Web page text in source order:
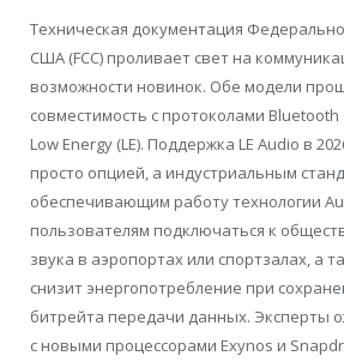
Техническая документация
США (FCC) проливает свет на
возможности новинок. Обе модели
совместимость с протоколами Bluetooth
Low Energy (LE). Поддержка LE Audio в
просто опцией, а индустриальным
обеспечивающим работу технологии
пользователям подключаться к
звука в аэропортах или спортзалах, а
снизит энергопотребление при
битрейта передачи данных. Эксперты
с новыми процессорами Exynos и